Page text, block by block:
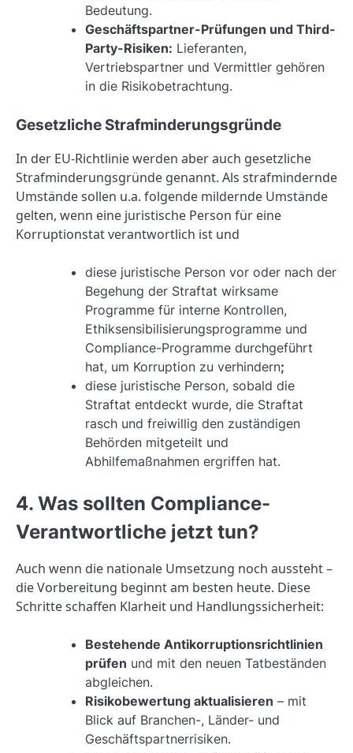
Bedeutung.
Geschäftspartner-Prüfungen und Third-
Party-Risiken: Lieferanten,
Vertriebspartner und Vermittler gehören
in die Risikobetrachtung.
Gesetzliche Strafminderungsgründe
In der EU-Richtlinie werden aber auch gesetzliche
Strafminderungsgründe genannt. Als strafmindernde
Umstände sollen u.a. folgende mildernde Umstände
gelten, wenn eine juristische Person für eine
Korruptionstat verantwortlich ist und
diese juristische Person vor oder nach der
Begehung der Straftat wirksame
Programme für interne Kontrollen,
Ethiksensibilisierungsprogramme und
Compliance-Programme durchgeführt
hat, um Korruption zu verhindern;
diese juristische Person, sobald die
Straftat entdeckt wurde, die Straftat
rasch und freiwillig den zuständigen
Behörden mitgeteilt und
Abhilfemaßnahmen ergriffen hat.
4. Was sollten Compliance-
Verantwortliche jetzt tun?
Auch wenn die nationale Umsetzung noch aussteht –
die Vorbereitung beginnt am besten heute. Diese
Schritte schaffen Klarheit und Handlungssicherheit:
Bestehende Antikorruptionsrichtlinien
prüfen und mit den neuen Tatbeständen
abgleichen.
Risikobewertung aktualisieren – mit
Blick auf Branchen-, Länder- und
Geschäftspartnerrisiken.